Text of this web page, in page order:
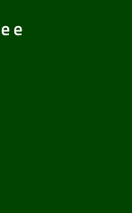
e